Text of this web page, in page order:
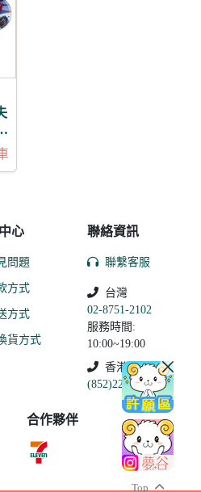
Top
心
問題
方式
方式
貨方式
聯絡資訊
聯繫客服
台灣
02-8751-2102
服務時間:
10:00~19:00
香港
(852)2250-9311
合作夥伴